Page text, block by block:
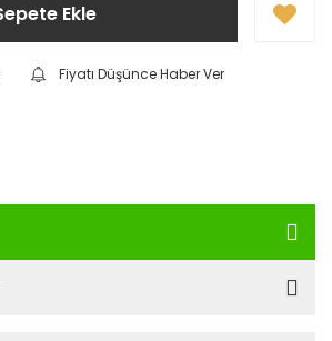
Ekle
Fiyatı Düşünce Haber Ver